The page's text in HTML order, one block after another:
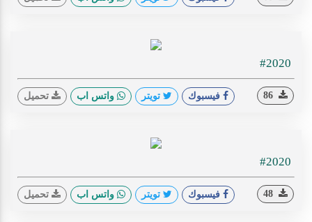
#2020
فيسبوك تويتر واتس اب تحميل
#2020
فيسبوك تويتر واتس اب تحميل